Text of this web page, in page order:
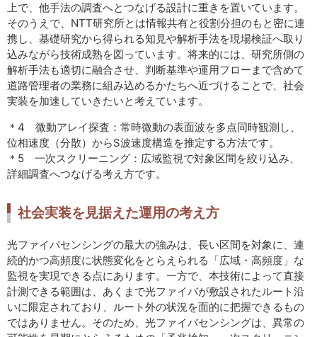
上で、他手法の調査へとつなげる設計に重きを置いています。
そのうえで、NTT研究所とは情報共有と役割分担のもと密に連
携し、基礎研究から得られる知見や解析手法を現場検証へ取り
込みながら技術成熟を図っています。将来的には、研究所側の
解析手法も適切に融合させ、判断基準や運用フローまで含めて
道路管理者の業務に組み込めるかたちへ近づけることで、社会
実装を加速していきたいと考えています。
＊4 微動アレイ探査：常時微動の表面波を多点同時観測し、
位相速度（分散）からS波速度構造を推定する方法です。
＊5 一次スクリーニング：広域監視で対象区間を絞り込み、
詳細調査へつなげる考え方です。
社会実装を見据えた運用の考え方
光ファイバセンシングの最大の強みは、長い区間を対象に、連
続的かつ高頻度に状態変化をとらえられる「広域・高頻度」な
監視を実現できる点にあります。一方で、本技術によって直接
計測できる範囲は、あくまで光ファイバが敷設されたルート沿
いに限定されており、ルート外の状況を面的に把握できるもの
ではありません。そのため、光ファイバセンシングは、異常の